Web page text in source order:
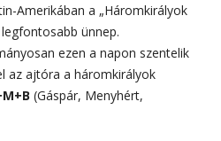
Amerikában a „Háromkirályok
ünnep.
ezen a napon szentelik
az ajtóra a háromkirályok
(Gáspár, Menyhért,